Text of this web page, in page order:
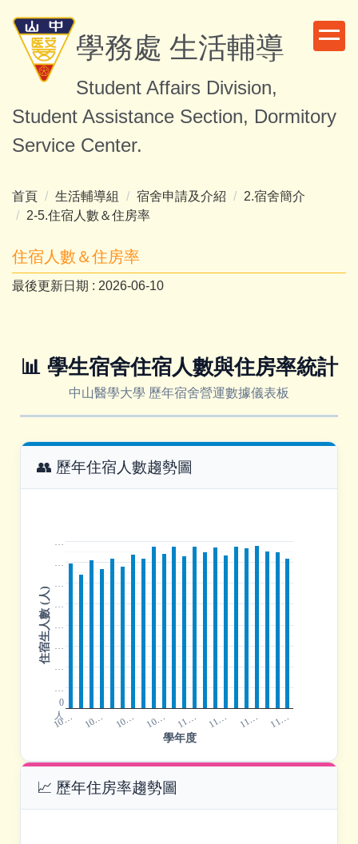
到
容
區
學務處 生活輔導
Student Affairs Division,
Student Assistance Section, Dormitory
Service Center.
首頁 生活輔導組 宿舍申請及介紹
2.宿舍簡介
2-5.住宿人數＆住房率
住宿人數＆住房率
最後更新日期 : 2026-06-10
📊 學生宿舍住宿人數與住房率統計
中山醫學大學 歷年宿舍營運數據儀表板
👥 歷年住宿人數趨勢圖
10… 10… 10… 10… 11… 11… 11… 11…
0
人
…
…
…
…
…
…
學年度
住宿生人數 (人)
📈 歷年住房率趨勢圖